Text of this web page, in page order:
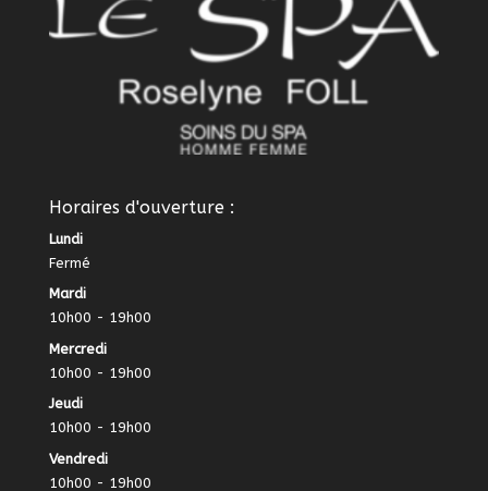
Horaires d'ouverture :
Lundi
Fermé
Mardi
10h00 - 19h00
Mercredi
10h00 - 19h00
Jeudi
10h00 - 19h00
Vendredi
10h00 - 19h00